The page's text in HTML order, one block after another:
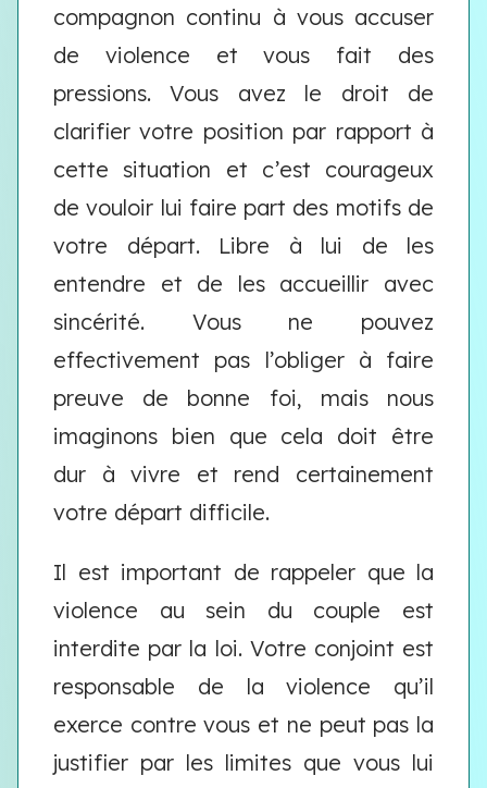
compagnon continu à vous accuser
de violence et vous fait des
pressions. Vous avez le droit de
clarifier votre position par rapport à
cette situation et c’est courageux
de vouloir lui faire part des motifs de
votre départ. Libre à lui de les
entendre et de les accueillir avec
sincérité. Vous ne pouvez
effectivement pas l’obliger à faire
preuve de bonne foi, mais nous
imaginons bien que cela doit être
dur à vivre et rend certainement
votre départ difficile.
Il est important de rappeler que la
violence au sein du couple est
interdite par la loi. Votre conjoint est
responsable de la violence qu’il
exerce contre vous et ne peut pas la
justifier par les limites que vous lui